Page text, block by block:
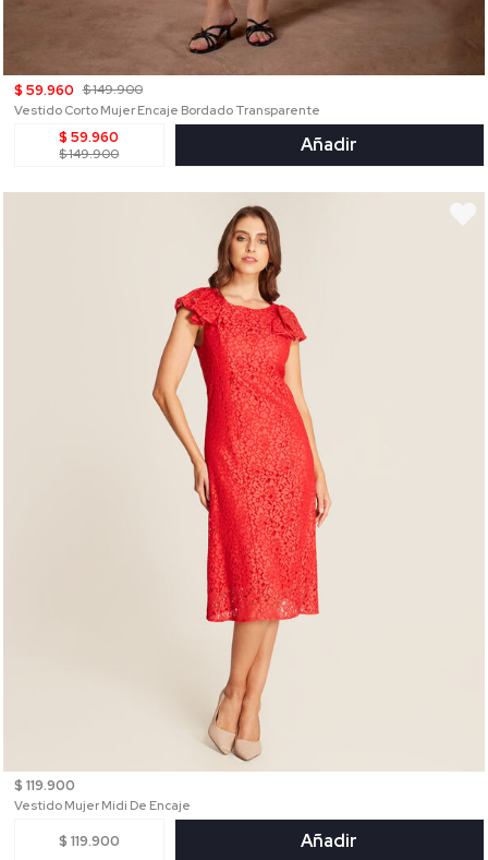
$ 59.960 $ 149.900
Vestido Corto Mujer Encaje Bordado Transparente
$ 59.960
$ 149.900 Añadir
$ 119.900
Vestido Mujer Midi De Encaje
$ 119.900 Añadir